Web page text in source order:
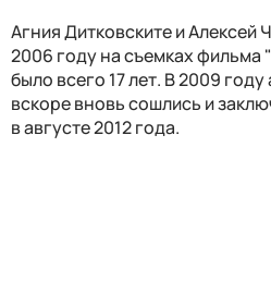
Агния Дитковските и Алексей
2006 году на съемках фильма
было всего 17 лет. В 2009
вскоре вновь сошлись и
в августе 2012 года.